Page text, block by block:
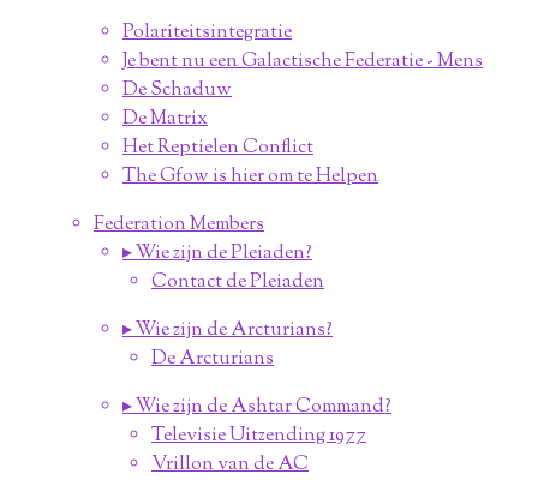
Polariteitsintegratie
Je bent nu een Galactische Federatie - Mens
De Schaduw
De Matrix
Het Reptielen Conflict
The Gfow is hier om te Helpen
Federation Members
▸ Wie zijn de Pleiaden?
Contact de Pleiaden
▸ Wie zijn de Arcturians?
De Arcturians
▸ Wie zijn de Ashtar Command?
Televisie Uitzending 1977
Vrillon van de AC